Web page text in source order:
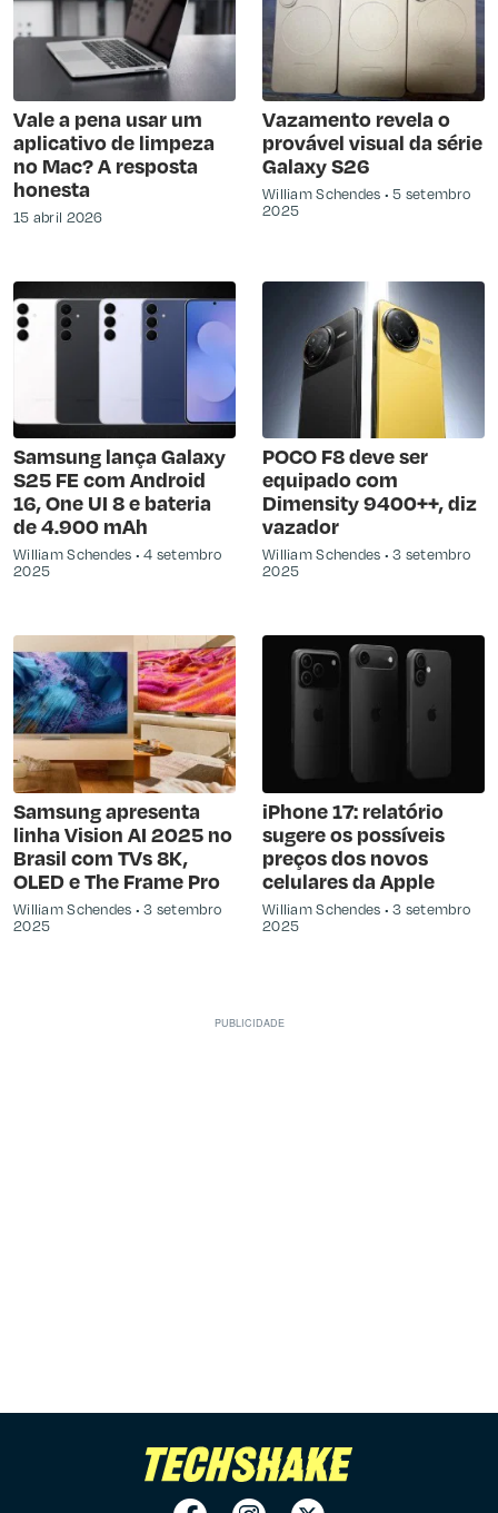
Vale a pena usar um
aplicativo de limpeza
no Mac? A resposta
honesta
15 abril 2026
Vazamento revela o
provável visual da série
Galaxy S26
William Schendes
5 setembro
2025
Samsung lança Galaxy
S25 FE com Android
16, One UI 8 e bateria
de 4.900 mAh
William Schendes
4 setembro
2025
POCO F8 deve ser
equipado com
Dimensity 9400++, diz
vazador
William Schendes
3 setembro
2025
Samsung apresenta
linha Vision AI 2025 no
Brasil com TVs 8K,
OLED e The Frame Pro
William Schendes
3 setembro
2025
iPhone 17: relatório
sugere os possíveis
preços dos novos
celulares da Apple
William Schendes
3 setembro
2025